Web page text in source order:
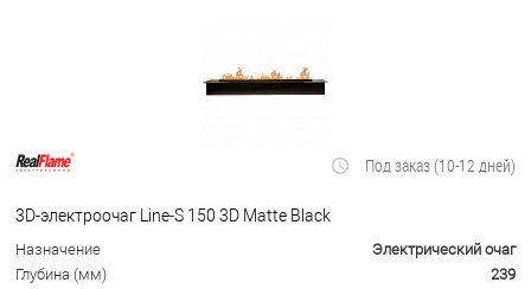
Под заказ (10-12 дней)
3D-электроочаг Line-S 150 3D Matte Black
Назначение
Электрический очаг
Глубина (мм)
239